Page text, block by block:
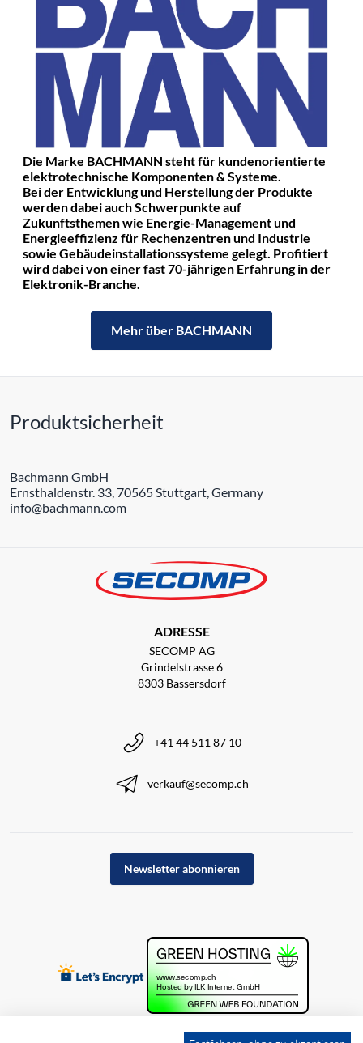
Die Marke BACHMANN steht für kundenorientierte
elektrotechnische Komponenten & Systeme.
Bei der Entwicklung und Herstellung der Produkte
werden dabei auch Schwerpunkte auf
Zukunftsthemen wie Energie-Management und
Energieeffizienz für Rechenzentren und Industrie
sowie Gebäudeinstallationssysteme gelegt. Profitiert
wird dabei von einer fast 70-jährigen Erfahrung in der
Elektronik-Branche.
Mehr über BACHMANN
Produktsicherheit
Bachmann GmbH
Ernsthaldenstr. 33, 70565 Stuttgart, Germany
info@bachmann.com
ADRESSE
SECOMP AG
Grindelstrasse 6
8303 Bassersdorf
+41 44 511 87 10
verkauf@secomp.ch
Newsletter abonnieren